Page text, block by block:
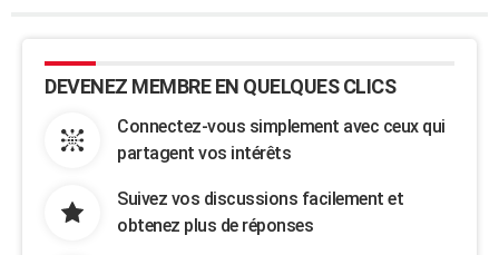
DEVENEZ MEMBRE EN QUELQUES CLICS
Connectez-vous simplement avec ceux qui
partagent vos intérêts
Suivez vos discussions facilement et
obtenez plus de réponses